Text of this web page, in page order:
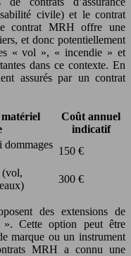
civile) et le contrat
contrat MRH offre une
et donc potentiellement
« vol », « incendie » et
dans ce contexte. En
assurés par un contrat
Coût annuel
indicatif
dommages
150 €
(vol,
300 €
des extensions de
Cette option peut être
marque ou un instrument
MRH a connu une